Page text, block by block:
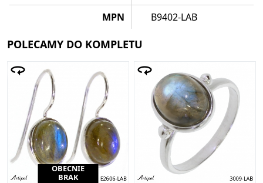
MPN
B9402-LAB
POLECAMY DO KOMPLETU
OBECNIE
BRAK